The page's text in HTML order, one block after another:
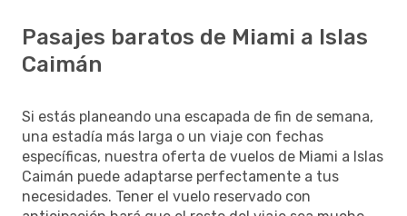
Pasajes baratos de Miami a Islas
Caimán
Si estás planeando una escapada de fin de semana,
una estadía más larga o un viaje con fechas
específicas, nuestra oferta de vuelos de Miami a Islas
Caimán puede adaptarse perfectamente a tus
necesidades. Tener el vuelo reservado con